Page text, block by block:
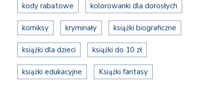
kody rabatowe kolorowanki dla dorosłych
komiksy kryminały książki biograficzne
książki dla dzieci książki do 10 zł
książki edukacyjne Książki fantasy